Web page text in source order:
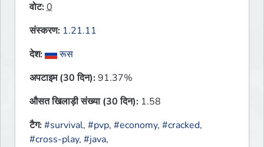
वोट:0
संस्करण: 1.21.11
देश:
रूस
अपटाइम (30 दिन):91.37%
औसत खिलाड़ी संख्या (30 दिन): 1.58
टैग:#survival, #pvp, #economy, #cracked,
#cross-play, #java,